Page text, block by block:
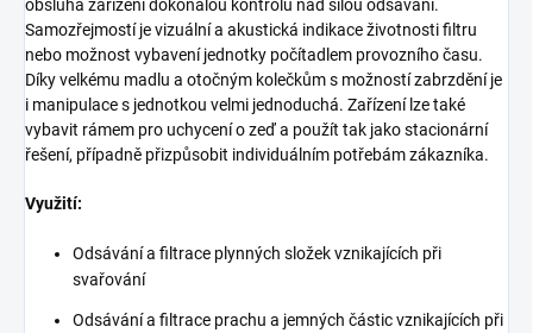
obsluha zařízení dokonalou kontrolu nad silou odsávání.
Samozřejmostí je vizuální a akustická indikace životnosti filtru
nebo možnost vybavení jednotky počítadlem provozního času.
Díky velkému madlu a otočným kolečkům s možností zabrzdění je
i manipulace s jednotkou velmi jednoduchá. Zařízení lze také
vybavit rámem pro uchycení o zeď a použít tak jako stacionární
řešení, případně přizpůsobit individuálním potřebám zákazníka.
Využití:
Odsávání a filtrace plynných složek vznikajících při
svařování
Odsávání a filtrace prachu a jemných částic vznikajících při